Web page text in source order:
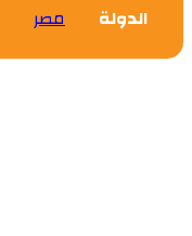
الدولة مصر